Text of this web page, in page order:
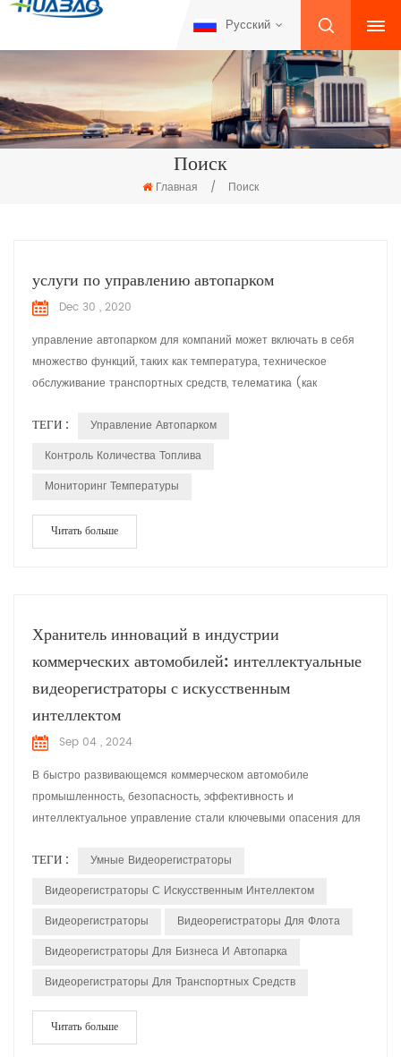
Русский
Поиск
Главная / Поиск
услуги по управлению автопарком
Dec 30 , 2020
управление автопарком для компаний может включать в себя
множество функций, таких как температура, техническое
обслуживание транспортных средств, телематика (как
контроля расхода топлива и управления безопасностью и
здоровьем транспортных средств. водители. Это вид услуг по
поскольку позволяет...
ТЕГИ :
Управление Автопарком
Контроль Количества Топлива
Мониторинг Температуры
Читать больше
Хранитель инноваций в индустрии
коммерческих автомобилей: интеллектуальные
видеорегистраторы с искусственным
интеллектом
Sep 04 , 2024
В быстро развивающемся коммерческом автомобиле
промышленность, безопасность, эффективность и
интеллектуальное управление стали ключевыми опасения для
незаменимыми помощники по коммерческому транспорту,
предоставляющие комплексные решения для автопарка
функций функциональные возможности для комм...
ТЕГИ :
Умные Видеорегистраторы
Видеорегистраторы С Искусственным Интеллектом
Видеорегистраторы
Видеорегистраторы Для Флота
Видеорегистраторы Для Бизнеса И Автопарка
Видеорегистраторы Для Транспортных Средств
Читать больше